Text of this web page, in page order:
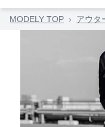
MODELY TOP › アウタ